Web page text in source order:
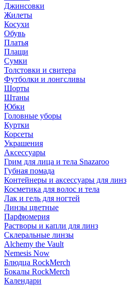
Джинсовки
Жилеты
Косухи
Обувь
Платья
Плащи
Сумки
Толстовки и свитера
Футболки и лонгсливы
Шорты
Штаны
Юбки
Головные уборы
Куртки
Корсеты
Украшения
Аксессуары
Грим для лица и тела Snazaroo
Губная помада
Контейнеры и аксессуары для линз
Косметика для волос и тела
Лак и гель для ногтей
Линзы цветные
Парфюмерия
Растворы и капли для линз
Склеральные линзы
Alchemy the Vault
Nemesis Now
Блюдца RockMerch
Бокалы RockMerch
Календари